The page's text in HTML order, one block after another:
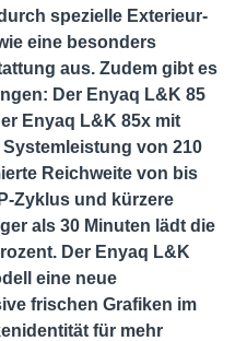
spezielle Exterieur-
eine besonders
aus. Zudem gibt es
Der Enyaq L&K 85
Enyaq L&K 85x mit
von 210
Reichweite von bis
Zyklus und kürzere
als 30 Minuten lädt die
Der Enyaq L&K
eine neue
frischen Grafiken im
für mehr